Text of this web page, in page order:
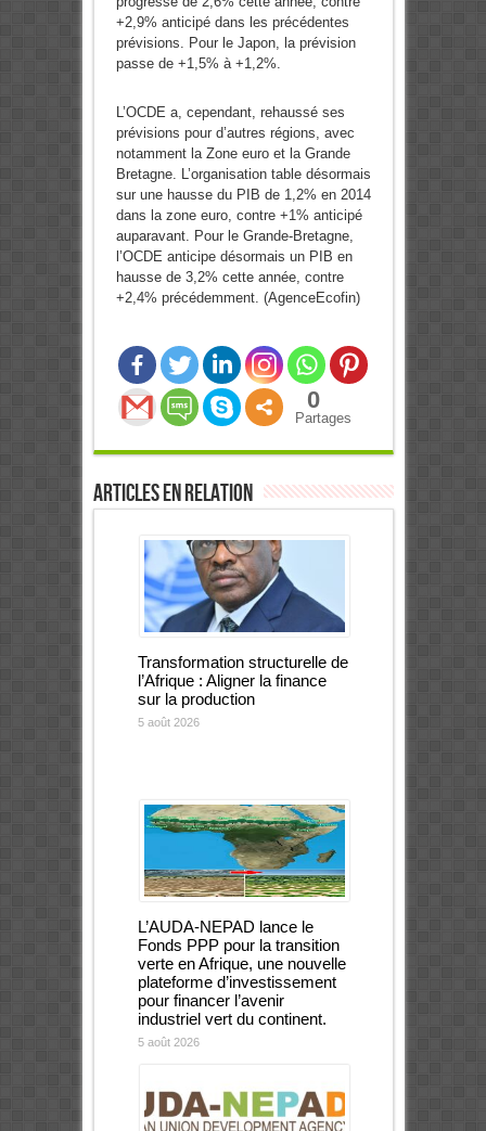
+2,9% anticipé dans les précédentes
prévisions. Pour le Japon, la prévision
passe de +1,5% à +1,2%.
L’OCDE a, cependant, rehaussé ses
prévisions pour d’autres régions, avec
notamment la Zone euro et la Grande
Bretagne. L’organisation table désormais
sur une hausse du PIB de 1,2% en 2014
dans la zone euro, contre +1% anticipé
auparavant. Pour le Grande-Bretagne,
l’OCDE anticipe désormais un PIB en
hausse de 3,2% cette année, contre
+2,4% précédemment. (AgenceEcofin)
0
Partages
Articles en relation
Transformation structurelle de
l’Afrique : Aligner la finance
sur la production
5 août 2026
L’AUDA-NEPAD lance le
Fonds PPP pour la transition
verte en Afrique, une nouvelle
plateforme d’investissement
pour financer l’avenir
industriel vert du continent.
5 août 2026